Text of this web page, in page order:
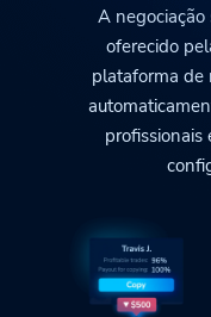
A negociação
oferecido
plataforma de
profissionais